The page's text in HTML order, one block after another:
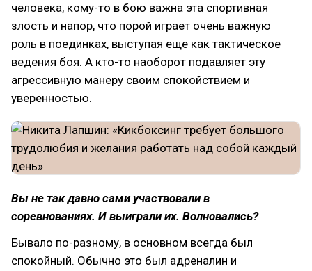
человека, кому-то в бою важна эта спортивная
злость и напор, что порой играет очень важную
роль в поединках, выступая еще как тактическое
ведения боя. А кто-то наоборот подавляет эту
агрессивную манеру своим спокойствием и
уверенностью.
Вы не так давно сами участвовали в
соревнованиях. И выиграли их. Волновались?
Бывало по-разному, в основном всегда был
спокойный. Обычно это был адреналин и